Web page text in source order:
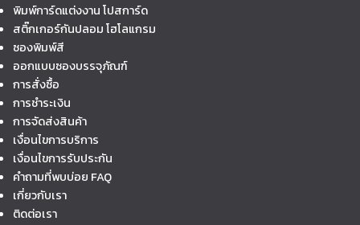
พิมพ์การ์ดแต่งงาน โปสการ์ด
สติ๊กเกอร์กันปลอม โฮโลแกรม
ซองพิมพ์สี
ออกแบบซองบรรจุภัณฑ์
การสั่งซื้อ
การชำระเงิน
การจัดส่งสินค้า
เงื่อนไขการบริการ
เงื่อนไขการรับประกัน
คำถามที่พบบ่อย FAQ
เกี่ยวกับเรา
ติดต่อเรา